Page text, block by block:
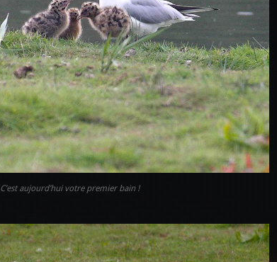
C’est aujourd’hui votre premier bain !